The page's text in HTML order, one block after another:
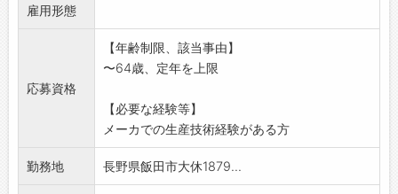
雇用形態
応募資格
【年齢制限、該当事由】
〜64歳、定年を上限
【必要な経験等】
メーカでの生産技術経験がある方
勤務地 長野県飯田市大休1879...